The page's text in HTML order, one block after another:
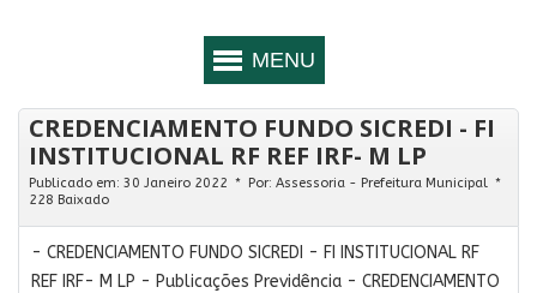
CREDENCIAMENTO FUNDO SICREDI - FI
INSTITUCIONAL RF REF IRF- M LP
Publicado em: 30 Janeiro 2022 Por: Assessoria - Prefeitura Municipal
228 Baixado
- CREDENCIAMENTO FUNDO SICREDI - FI INSTITUCIONAL RF
REF IRF- M LP - Publicações Previdência - CREDENCIAMENTO